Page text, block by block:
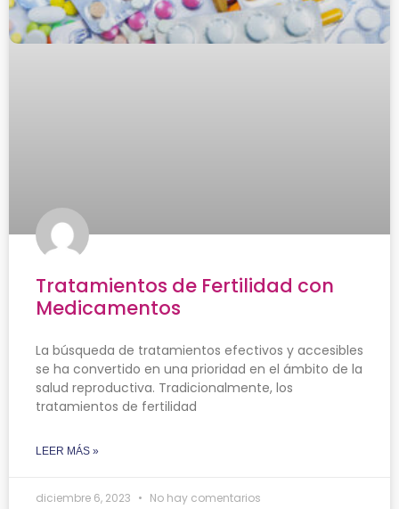
Tratamientos de Fertilidad con
Medicamentos
La búsqueda de tratamientos efectivos y accesibles
se ha convertido en una prioridad en el ámbito de la
salud reproductiva. Tradicionalmente, los
tratamientos de fertilidad
LEER MÁS »
diciembre 6, 2023 No hay comentarios